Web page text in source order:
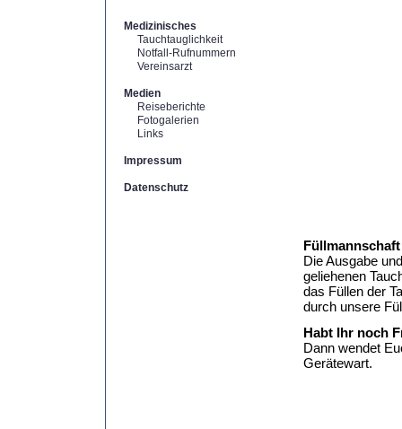
Medizinisches
Tauchtauglichkeit
Notfall-Rufnummern
Vereinsarzt
Medien
Reiseberichte
Fotogalerien
Links
Impressum
Datenschutz
Füllmannschaft
Die Ausgabe
geliehenen
das Füllen der
durch unsere
Habt Ihr noch
Dann wendet
Gerätewart.